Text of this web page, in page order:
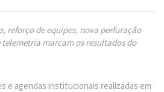
reforço de equipes, nova perfuração
marcam os resultados do
e agendas institucionais realizadas em